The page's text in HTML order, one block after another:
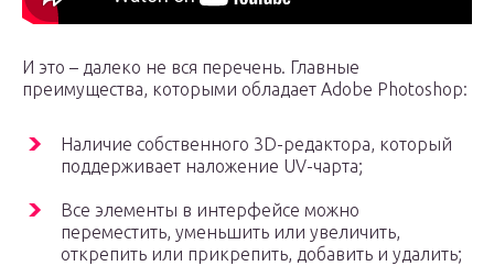
И это – далеко не вся перечень. Главные
преимущества, которыми обладает Adobe Photoshop:
Наличие собственного 3D-редактора, который
поддерживает наложение UV-чарта;
Все элементы в интерфейсе можно
переместить, уменьшить или увеличить,
открепить или прикрепить, добавить и удалить;